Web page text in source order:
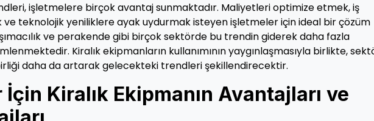
işletmelere birçok avantaj sunmaktadır. Maliyetleri optimize etmek, iş
ve teknolojik yeniliklere ayak uydurmak isteyen işletmeler için ideal bir çözüm
ve perakende gibi birçok sektörde bu trendin giderek daha fazla
Kiralık ekipmanların kullanımının yaygınlaşmasıyla birlikte,
daha da artarak gelecekteki trendleri şekillendirecektir.
Kiralık Ekipmanın Avantajları ve